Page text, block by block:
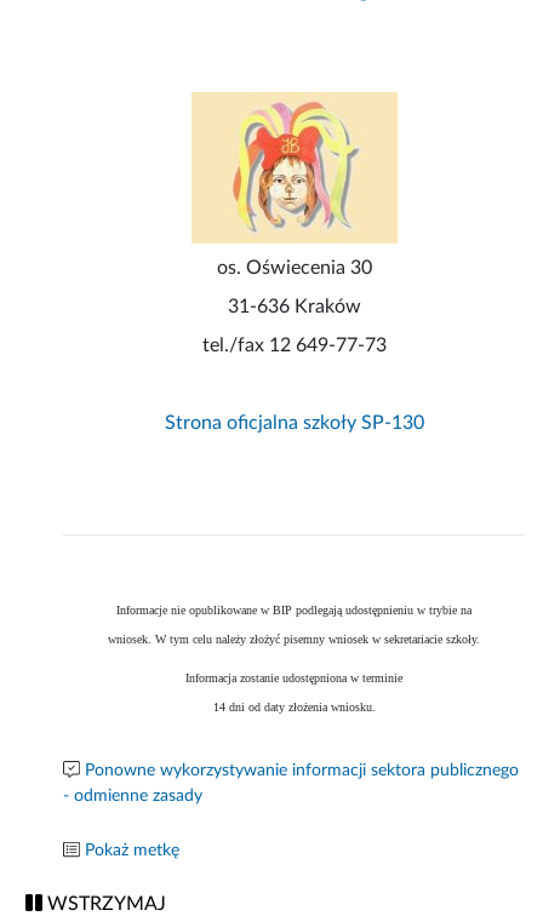
os. Oświecenia 30
31-636 Kraków
tel./fax 12 649-77-73
Strona oficjalna szkoły SP-130
Informacje nie opublikowane w BIP podlegają udostępnieniu w trybie na
wniosek. W tym celu należy złożyć pisemny wniosek w sekretariacie szkoły.
Informacja zostanie udostępniona w terminie
14 dni od daty złożenia wniosku.
Ponowne wykorzystywanie informacji sektora publicznego
- odmienne zasady
Pokaż metkę
WSTRZYMAJ